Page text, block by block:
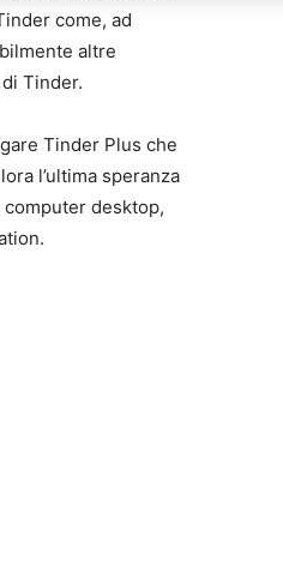
come, ad
altre
Tinder.
Tinder Plus che
l’ultima speranza
computer desktop,